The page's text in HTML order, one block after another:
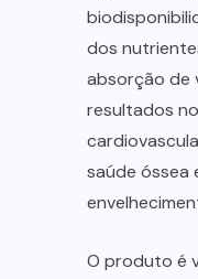
dos
absorção de
resultados
saúde
O produto é